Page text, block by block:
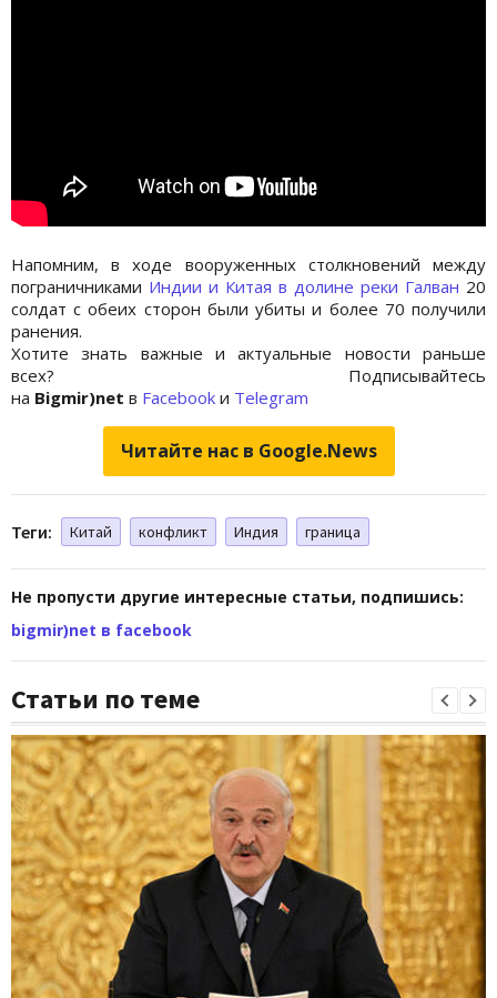
Напомним, в ходе вооруженных столкновений между
пограничниками Индии и Китая в долине реки Галван 20
солдат с обеих сторон были убиты и более 70 получили
ранения.
Хотите знать важные и актуальные новости раньше
всех? Подписывайтесь
на Bigmir)net в Facebook и Telegram
Читайте нас в Google.News
Теги: Китай конфликт Индия граница
Не пропусти другие интересные статьи, подпишись:
bigmir)net в facebook
Статьи по теме